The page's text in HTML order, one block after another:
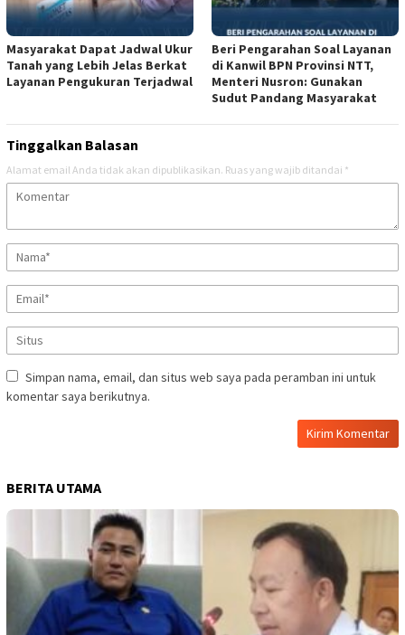
Masyarakat Dapat Jadwal Ukur
Tanah yang Lebih Jelas Berkat
Layanan Pengukuran Terjadwal
Beri Pengarahan Soal Layanan
di Kanwil BPN Provinsi NTT,
Menteri Nusron: Gunakan
Sudut Pandang Masyarakat
Tinggalkan Balasan
Alamat email Anda tidak akan dipublikasikan. Ruas yang wajib ditandai *
Simpan nama, email, dan situs web saya pada peramban ini untuk
komentar saya berikutnya.
BERITA UTAMA